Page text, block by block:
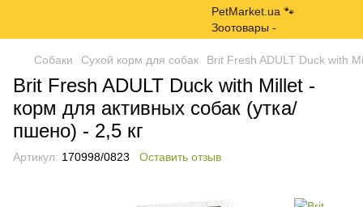
Собаки Сухой корм для собак Brit Fresh ADULT Duck with
Brit Fresh ADULT Duck with Millet -
корм для активных собак (утка/
пшено) - 2,5 кг
Артикул: 170998/0823 Оставить отзыв